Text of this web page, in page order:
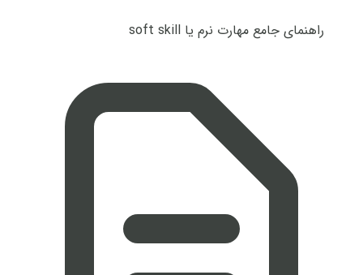
راهنمای جامع مهارت نرم یا soft skill